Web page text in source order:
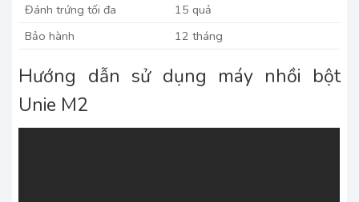
Đánh trứng tối đa
15 quả
Bảo hành
12 tháng
Hướng dẫn sử dụng máy nhồi bột
Unie M2